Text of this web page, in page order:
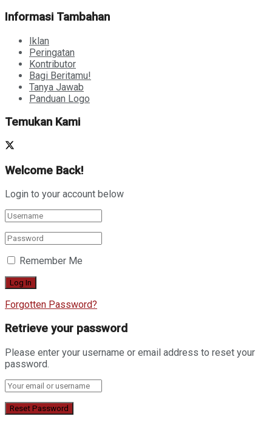
Informasi Tambahan
Iklan
Peringatan
Kontributor
Bagi Beritamu!
Tanya Jawab
Panduan Logo
Temukan Kami
Welcome Back!
Login to your account below
Remember Me
Forgotten Password?
Retrieve your password
Please enter your username or email address to reset your
password.